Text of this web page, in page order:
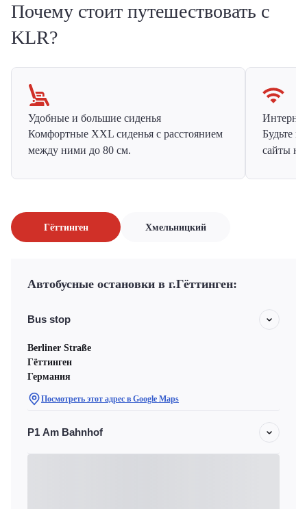
Почему стоит путешествовать с
KLR?
Удобные и большие сиденья
Комфортные XXL сиденья с расстоянием
между ними до 80 см.
Будьте
сайты на
Гёттинген Хмельницкий
Автобусные остановки в г.Гёттинген:
Bus stop
Berliner Straße
Гёттинген
Германия
Посмотреть этот адрес в Google Maps
P1 Am Bahnhof